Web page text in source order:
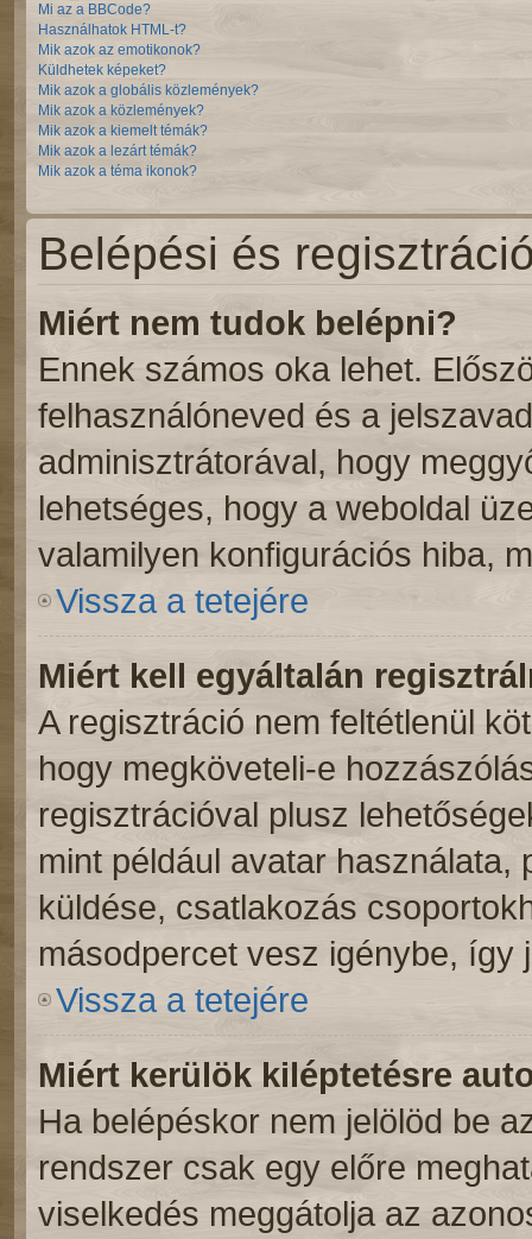
Mi az a BBCode?
Használhatok HTML-t?
Mik azok az emotikonok?
Küldhetek képeket?
Mik azok a globális közlemények?
Mik azok a közlemények?
Mik azok a kiemelt témák?
Mik azok a lezárt témák?
Mik azok a téma ikonok?
Belépési és
Miért nem tudok belépni?
Ennek számos oka lehet.
felhasználóneved és a
adminisztrátorával, hogy
lehetséges, hogy a weboldal
valamilyen konfigurációs hiba,
Vissza a tetejére
Miért kell egyáltalán
A regisztráció nem feltétlenül
hogy megköveteli-e
regisztrációval plusz
mint például avatar használata,
küldése, csatlakozás
másodpercet vesz igénybe, így
Vissza a tetejére
Miért kerülök kiléptetésre
Ha belépéskor nem jelölöd be
rendszer csak egy előre
viselkedés meggátolja az